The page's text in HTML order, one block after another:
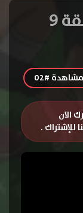
#02
الان
للإشتراك .